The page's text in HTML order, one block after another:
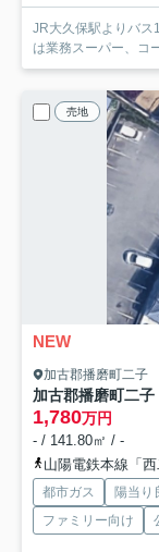
JR大久保駅よりバス
は業務スーパー、コ
売地
NEW
加古郡播磨町二子
加古郡播磨町二
1,780万円
- / 141.80㎡ / -
山陽電鉄本線「
都市ガス 陽当り
ファミリー向け